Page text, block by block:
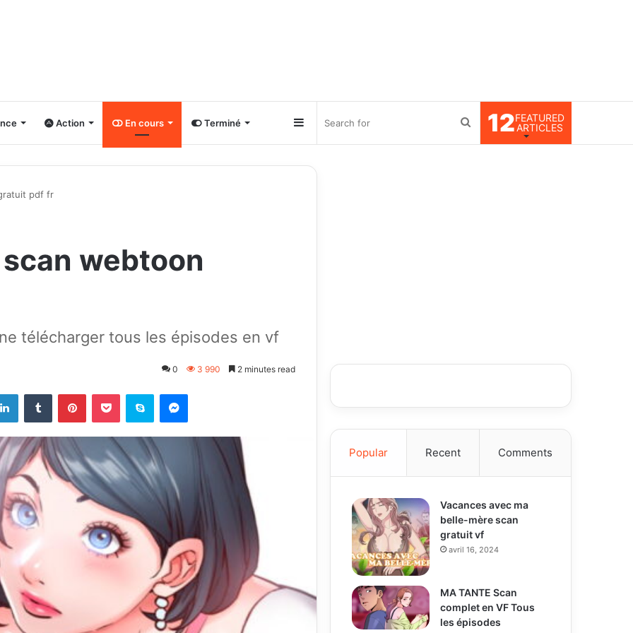
Action En cours Terminé 12FEATURED
ARTICLES
Search
Sidebar
pdf fr
scan webtoon
télécharger tous les épisodes en vf
0 3 990 2 minutes read
Popular Recent Comments
Vacances avec ma
belle-mère scan
gratuit vf
avril 16, 2024
MA TANTE Scan
complet en VF Tous
les épisodes